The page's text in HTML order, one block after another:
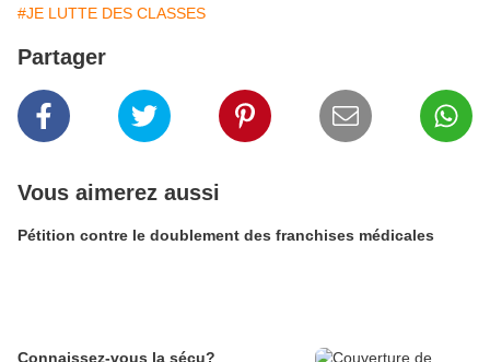
#JE LUTTE DES CLASSES
Partager
Vous aimerez aussi
Pétition contre le doublement des franchises médicales
Connaissez-vous la sécu?